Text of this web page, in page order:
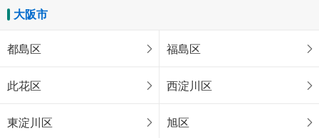
大阪市
都島区 福島区
此花区 西淀川区
東淀川区 旭区